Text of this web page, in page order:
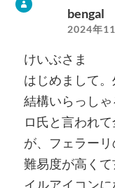
bengal
2024年
けいぶさま
はじめまして
結構いらっし
ロ氏と言われ
が、フェラーリ
難易度が高く
イルアイコン